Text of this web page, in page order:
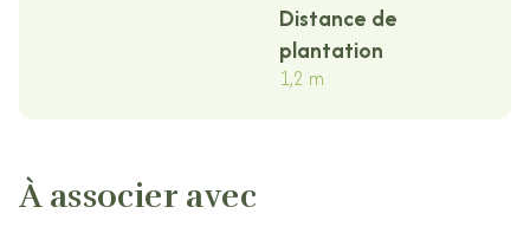
Distance de
plantation
1,2 m
À associer avec